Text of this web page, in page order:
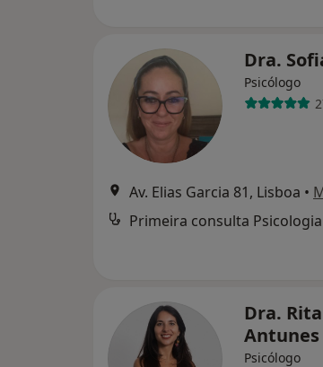
Dra.
Psicólogo
Av. Elias Garcia 81, Lisboa •
Primeira consulta Psicologia
Dra.
Antunes
Psicólogo